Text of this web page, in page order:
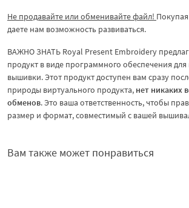
Не продавайте или обменивайте файл!
даете нам возможность развиваться.
ВАЖНО ЗНАТЬ Royal Present Embroidery
продукт в виде программного обеспечения
вышивки. Этот продукт доступен вам сразу
природы виртуального продукта, нет никаких
обменов. Это ваша ответственность, чтобы
размер и формат, совместимый с вашей
Вам также может понравиться